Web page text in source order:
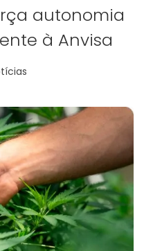
autonomia
à Anvisa